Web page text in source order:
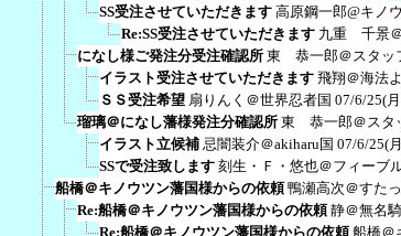
SS受注させていただきます 高原鋼一郎@キノ
Re:SS受注させていただきます 九重 千景
になし様ご発注分受注確認所 東 恭一郎＠スタッ
イラスト受注させていただきます 飛翔＠海法
ＳＳ受注希望 扇りんく＠世界忍者国 07/6/25(
瑠璃＠になし藩様発注分確認所 東 恭一郎＠スタ
イラスト立候補 忌闇装介＠akiharu国 07/6/25(
SSで受注致します 刻生・Ｆ・悠也＠フィーブ
船橋＠キノウツン藩国様からの依頼 鴨瀬高次＠すた
Re:船橋＠キノウツン藩国様からの依頼 静＠無名
Re:船橋＠キノウツン藩国様からの依頼 船橋＠